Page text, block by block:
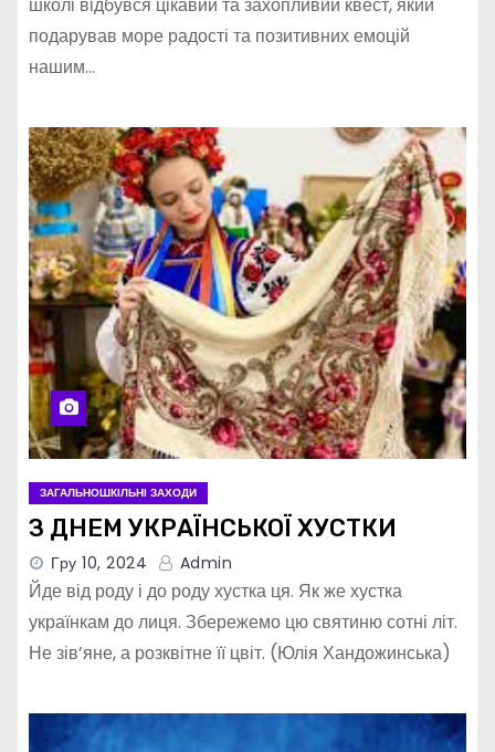
подарував море радості та позитивних емоцій
нашим…
ЗАГАЛЬНОШКІЛЬНІ ЗАХОДИ
З ДНЕМ УКРАЇНСЬКОЇ ХУСТКИ
Гру 10, 2024 Admin
Йде від роду і до роду хустка ця. Як же хустка
українкам до лиця. Збережемо цю святиню сотні літ.
Не зів’яне, а розквітне її цвіт. (Юлія Хандожинська)